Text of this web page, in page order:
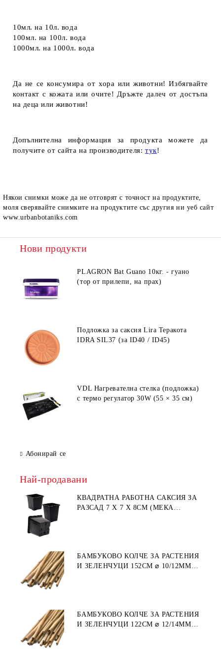
10мл. на 10л. вода
100мл. на 100л. вода
1000мл. на 1000л. вода
Да не се консумира от хора или животни! Избягвайте
контакт с кожата или очите! Дръжте далеч от достъпа
на деца или животни!
Допълнителна информация за продукта можете да
получите от сайта на производителя:тук!
Някои снимки може да не отговрят с точност на продуктите,
моля сверявайте снимките на продуктите със другия ни уеб сайт
www.urbanbotaniks.com
Нови продукти
PLAGRON Bat Guano 10кг. - гуано
(тор от прилепи, на прах)
Подложка за саксия Lira Теракота
IDRA SIL37 (за ID40 / ID45)
VDL Нагревателна стелка (подложка)
с термо регулатор 30W (55 × 35 см)
Абонирай се
Най-продавани
КВАДРАТНА РАБОТНА САКСИЯ ЗА
РАЗСАД 7 X 7 X 8СМ (МЕКА
БАМБУКОВО КОЛЧЕ ЗА РАСТЕНИЯ
И ЗЕЛЕНЧУЦИ 152СМ ⌀ 10/12ММ
БАМБУКОВО КОЛЧЕ ЗА РАСТЕНИЯ
И ЗЕЛЕНЧУЦИ 122СМ ⌀ 12/14ММ